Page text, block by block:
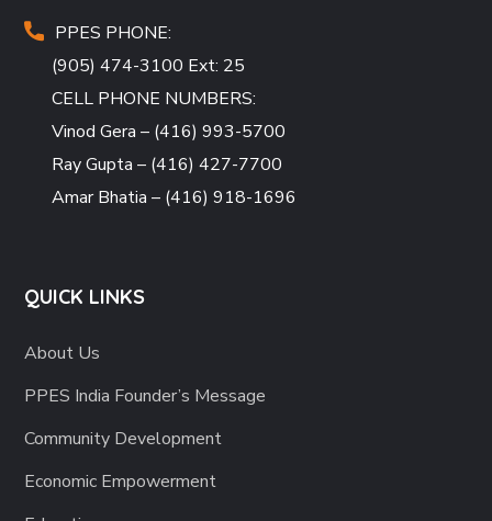
PPES PHONE:
(905) 474-3100 Ext: 25
CELL PHONE NUMBERS:
Vinod Gera – (416) 993-5700
Ray Gupta – (416) 427-7700
Amar Bhatia – (416) 918-1696
QUICK LINKS
About Us
PPES India Founder’s Message
Community Development
Economic Empowerment